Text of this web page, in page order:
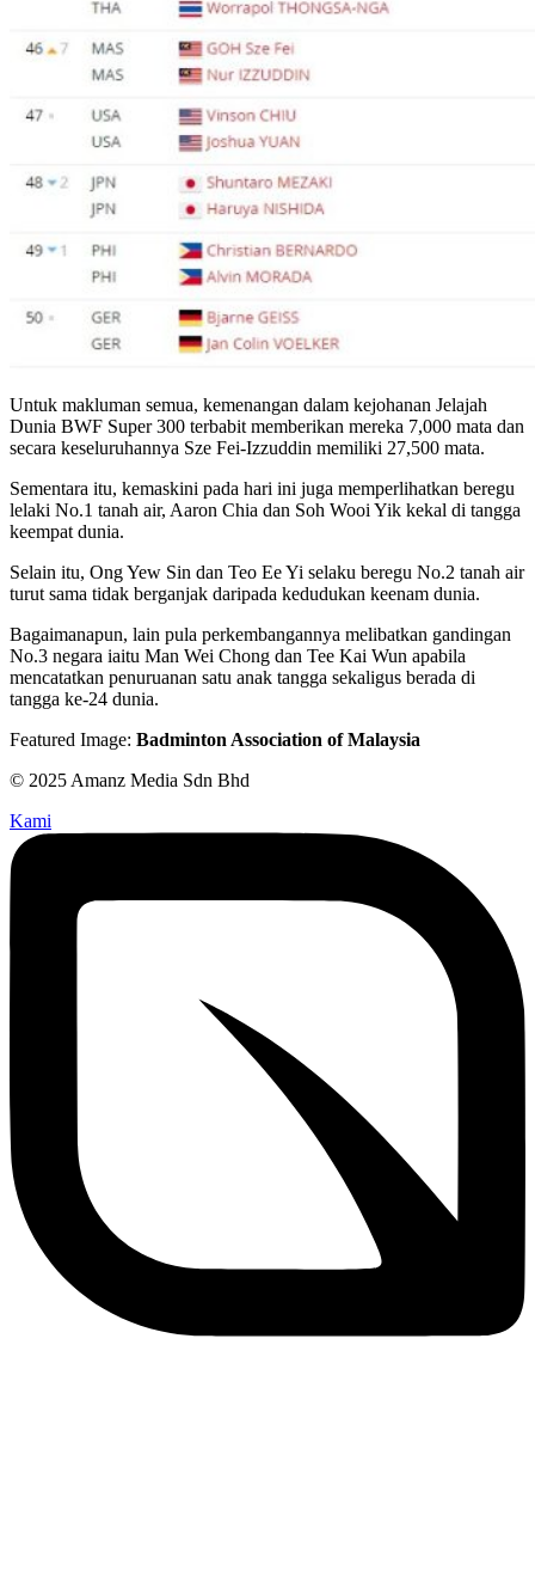
Untuk makluman semua, kemenangan dalam kejohanan Jelajah
Dunia BWF Super 300 terbabit memberikan mereka 7,000 mata dan
secara keseluruhannya Sze Fei-Izzuddin memiliki 27,500 mata.
Sementara itu, kemaskini pada hari ini juga memperlihatkan beregu
lelaki No.1 tanah air, Aaron Chia dan Soh Wooi Yik kekal di tangga
keempat dunia.
Selain itu, Ong Yew Sin dan Teo Ee Yi selaku beregu No.2 tanah air
turut sama tidak berganjak daripada kedudukan keenam dunia.
Bagaimanapun, lain pula perkembangannya melibatkan gandingan
No.3 negara iaitu Man Wei Chong dan Tee Kai Wun apabila
mencatatkan penuruanan satu anak tangga sekaligus berada di
tangga ke-24 dunia.
Featured Image: Badminton Association of Malaysia
© 2025 Amanz Media Sdn Bhd
Kami